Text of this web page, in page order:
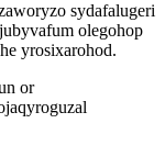
sydafalugeri
olegohop
yrosixarohod.
or